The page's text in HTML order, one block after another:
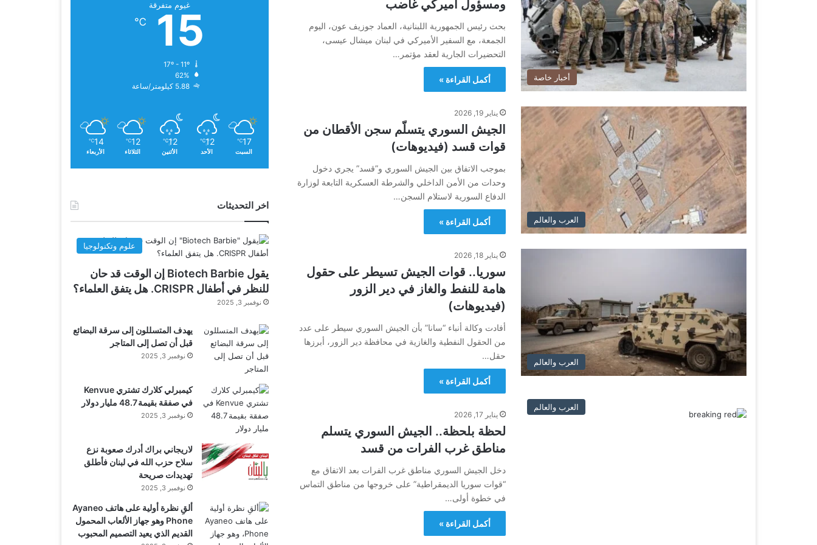
أخبار خاصة
ومسؤول أميركي غاضب
بحث رئيس الجمهورية اللبنانية، العماد جوزيف عون، اليوم
الجمعة، مع السفير الأميركي في لبنان ميشال عيسى،
التحضيرات الجارية لعقد مؤتمر…
أكمل القراءة »
العرب والعالم
يناير 19, 2026
الجيش السوري يتسلّم سجن الأقطان من
قوات قسد (فيديوهات)
بموجب الاتفاق بين الجيش السوري و”قسد” يجري دخول
وحدات من الأمن الداخلي والشرطة العسكرية التابعة لوزارة
الدفاع السورية لاستلام السجن…
أكمل القراءة »
العرب والعالم
يناير 18, 2026
سوريا.. قوات الجيش تسيطر على حقول
هامة للنفط والغاز في دير الزور
(فيديوهات)
أفادت وكالة أنباء “سانا” بأن الجيش السوري سيطر على عدد
من الحقول النفطية والغازية في محافظة دير الزور، أبرزها
حقل…
أكمل القراءة »
العرب والعالم
يناير 17, 2026
لحظة بلحظة.. الجيش السوري يتسلم
مناطق غرب الفرات من قسد
دخل الجيش السوري مناطق غرب الفرات بعد الاتفاق مع
“قوات سوريا الديمقراطية” على خروجها من مناطق التماس
في خطوة أولى…
أكمل القراءة »
غيوم متفرقة
15
℃
62%
5.88 كيلومتر/ساعة
17
℃
السبت
12
℃
الأحد
12
℃
الأثنين
12
℃
الثلاثاء
14
℃
الأربعاء
اخر التحديثات
علوم وتكنولوجيا
يقول Biotech Barbie إن الوقت قد حان
للنظر في أطفال CRISPR. هل يتفق العلماء؟
نوفمبر 3, 2025
يهدف المتسللون إلى سرقة البضائع
قبل أن تصل إلى المتاجر
نوفمبر 3, 2025
كيمبرلي كلارك تشتري Kenvue
في صفقة بقيمة 48.7 مليار دولار
نوفمبر 3, 2025
لاريجاني براك أدرك صعوبة نزع
سلاح حزب الله في لبنان فأطلق
تهديدات صريحة
نوفمبر 3, 2025
ألقِ نظرة أولية على هاتف Ayaneo
Phone وهو جهاز الألعاب المحمول
القديم الذي يعيد التصميم المحبوب